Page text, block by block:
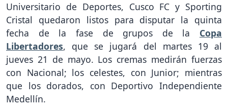
Universitario de Deportes, Cusco FC y Sporting
Cristal quedaron listos para disputar la quinta
fecha de la fase de grupos de la Copa
Libertadores, que se jugará del martes 19 al
jueves 21 de mayo. Los cremas medirán fuerzas
con Nacional; los celestes, con Junior; mientras
que los dorados, con Deportivo Independiente
Medellín.